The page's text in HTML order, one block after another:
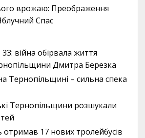
врожаю: Преображення
Спас
війна обірвала життя
Дмитра Березка
Тернопільщині – сильна спека
Тернопільщини розшукали
отримав 17 нових тролейбусів